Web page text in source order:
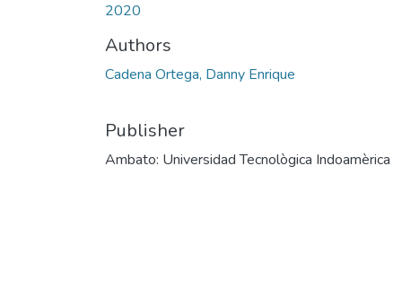
2020
Authors
Cadena Ortega, Danny Enrique
Publisher
Ambato: Universidad Tecnològica Indoamèrica